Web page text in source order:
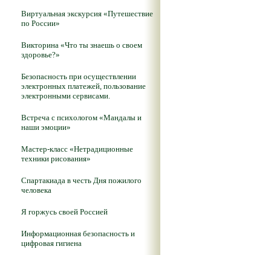
Виртуальная экскурсия «Путешествие
по России»
Викторина «Что ты знаешь о своем
здоровье?»
Безопасность при осуществлении
электронных платежей, пользование
электронными сервисами.
Встреча с психологом «Мандалы и
наши эмоции»
Мастер-класс «Нетрадиционные
техники рисования»
Спартакиада в честь Дня пожилого
человека
Я горжусь своей Россией
Информационная безопасность и
цифровая гигиена